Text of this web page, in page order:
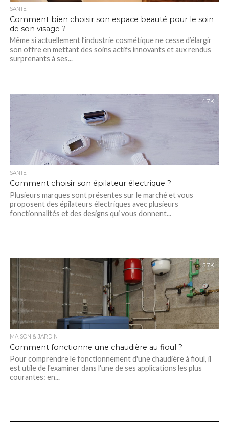
SANTÉ
Comment bien choisir son espace beauté pour le soin
de son visage ?
Même si actuellement l’industrie cosmétique ne cesse d’élargir
son offre en mettant des soins actifs innovants et aux rendus
surprenants à ses...
4.7K
SANTÉ
Comment choisir son épilateur électrique ?
Plusieurs marques sont présentes sur le marché et vous
proposent des épilateurs électriques avec plusieurs
fonctionnalités et des designs qui vous donnent...
5.7K
MAISON & JARDIN
Comment fonctionne une chaudière au fioul ?
Pour comprendre le fonctionnement d'une chaudière à fioul, il
est utile de l'examiner dans l'une de ses applications les plus
courantes: en...